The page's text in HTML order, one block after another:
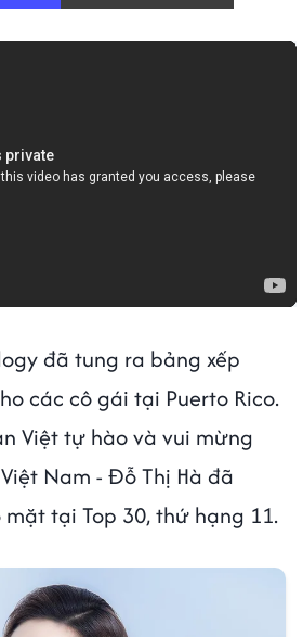
đã tung ra bảng xếp
các cô gái tại Puerto Rico.
Việt tự hào và vui mừng
Nam - Đỗ Thị Hà đã
tại Top 30, thứ hạng 11.